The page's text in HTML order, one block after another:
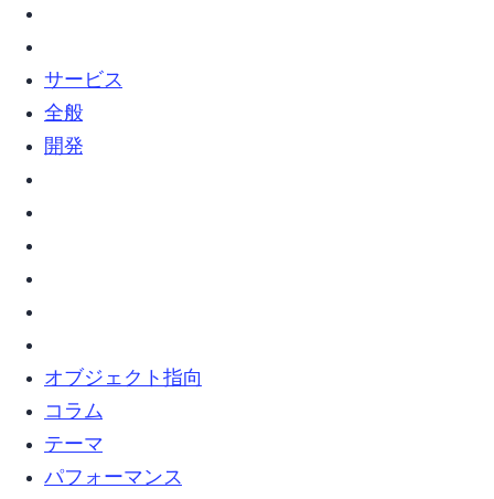
webサービス (2)
web全般 (5)
Web開発 (2)
オブジェクト指向 (5)
コラム (8)
テーマ (4)
パフォーマンス (1)